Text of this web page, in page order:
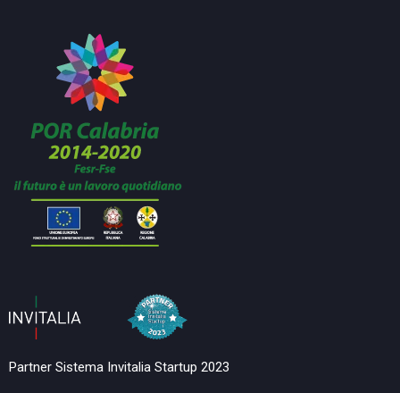
Partner Sistema Invitalia Startup 2023